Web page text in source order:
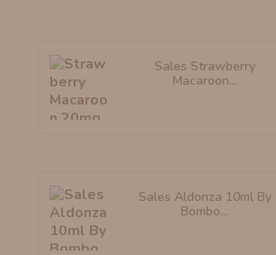
Sales Strawberry
Macaroon...
Sales Aldonza 10ml By
Bombo...